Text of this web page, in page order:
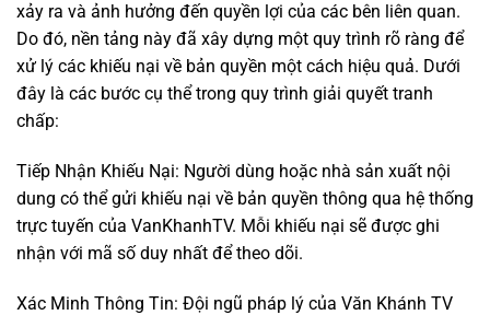
xảy ra và ảnh hưởng đến quyền lợi của các bên liên quan.
Do đó, nền tảng này đã xây dựng một quy trình rõ ràng để
xử lý các khiếu nại về bản quyền một cách hiệu quả. Dưới
đây là các bước cụ thể trong quy trình giải quyết tranh
chấp:
Tiếp Nhận Khiếu Nại: Người dùng hoặc nhà sản xuất nội
dung có thể gửi khiếu nại về bản quyền thông qua hệ thống
trực tuyến của VanKhanhTV. Mỗi khiếu nại sẽ được ghi
nhận với mã số duy nhất để theo dõi.
Xác Minh Thông Tin: Đội ngũ pháp lý của Văn Khánh TV